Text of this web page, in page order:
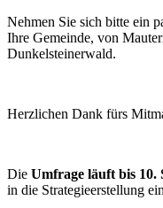
Nehmen Sie sich bitte ein
Ihre Gemeinde, von
Dunkelsteinerwald.
Herzlichen Dank fürs
Die Umfrage läuft bis 10.
in die Strategieerstellung